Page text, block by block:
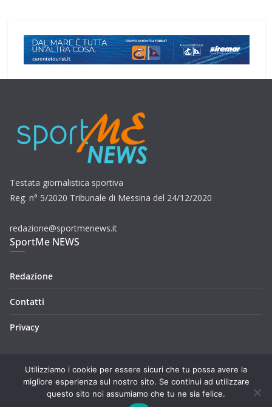
Testata giornalistica sportiva
Reg. n° 5/2020 Tribunale di Messina del 24/12/2020
redazione@sportmenews.it
SportMe NEWS
Redazione
Contatti
Privacy
Copyright © 2026SportMe NEWS. Tutti i diritti riservati.
Utilizziamo i cookie per essere sicuri che tu possa avere la
migliore esperienza sul nostro sito. Se continui ad utilizzare
questo sito noi assumiamo che tu ne sia felice.